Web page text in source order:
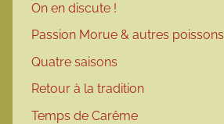
On en discute !
Passion Morue & autres poissons
Quatre saisons
Retour à la tradition
Temps de Carême